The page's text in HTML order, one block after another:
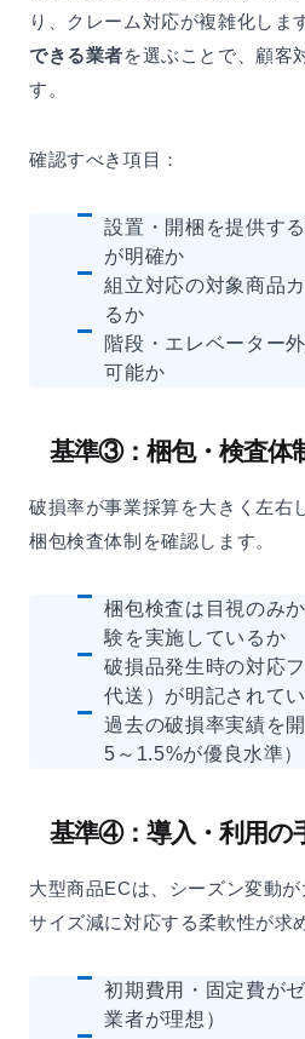
り、クレーム対応が複雑化しま
できる業者を選ぶことで、顧客
す。
確認すべき項目：
設置・開梱を提供す
が明確か
組立対応の対象商品
るか
階段・エレベーター
可能か
基準③：梱包・検査体
破損率が事業採算を大きく左右
梱包検査体制を確認します。
梱包検査は目視のみ
験を実施しているか
破損品発生時の対応
代送）が明記されて
過去の破損率実績を
5～1.5%が優良水準）
基準④：導入・利用の
大型商品ECは、シーズン変動
サイズ減に対応する柔軟性が求
初期費用・固定費が
業者が理想）